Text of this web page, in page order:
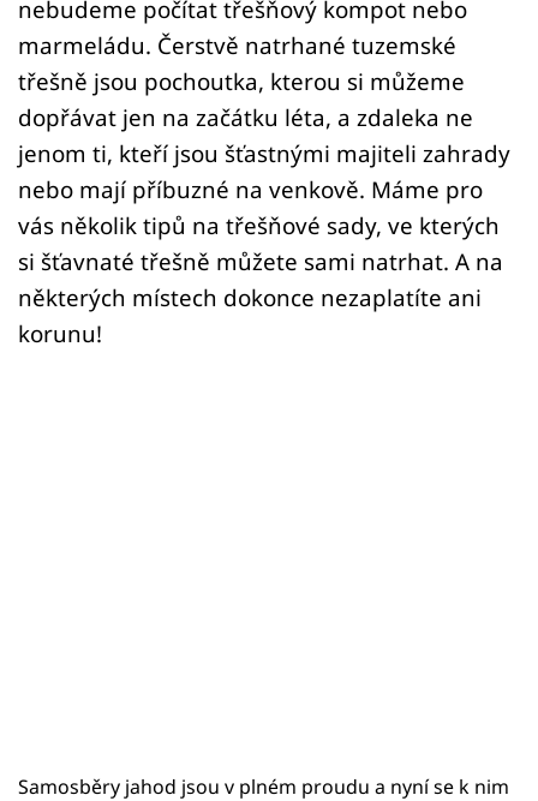
nebudeme počítat třešňový kompot nebo
marmeládu. Čerstvě natrhané tuzemské
třešně jsou pochoutka, kterou si můžeme
dopřávat jen na začátku léta, a zdaleka ne
jenom ti, kteří jsou šťastnými majiteli zahrady
nebo mají příbuzné na venkově. Máme pro
vás několik tipů na třešňové sady, ve kterých
si šťavnaté třešně můžete sami natrhat. A na
některých místech dokonce nezaplatíte ani
korunu!
Samosběry jahod jsou v plném proudu a nyní se k nim